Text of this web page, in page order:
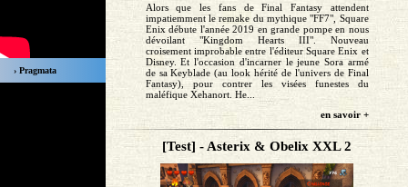
› Pragmata
Alors que les fans de Final Fantasy attendent
impatiemment le remake du mythique "FF7", Square
Enix débute l'année 2019 en grande pompe en nous
dévoilant "Kingdom Hearts III". Nouveau
croisement improbable entre l'éditeur Square Enix et
Disney. Et l'occasion d'incarner le jeune Sora armé
de sa Keyblade (au look hérité de l'univers de Final
Fantasy), pour contrer les visées funestes du
maléfique Xehanort. He...
en savoir +
[Test] - Asterix & Obelix XXL 2